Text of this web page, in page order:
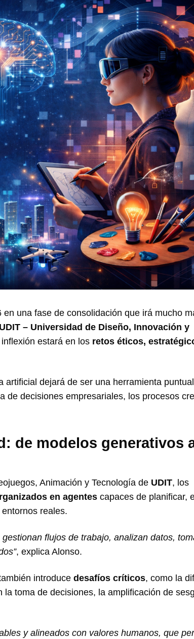
en una fase de consolidación que irá mucho
UDIT – Universidad de Diseño, Innovación y
estará en los retos éticos,
dejará de ser una herramienta
de decisiones empresariales, los procesos
de modelos generativos
Animación y Tecnología de UDIT, los
en agentes capaces de planificar,
reales.
flujos de trabajo, analizan datos,
, explica Alonso.
introduce desafíos críticos, como la
toma de decisiones, la amplificación de
y alineados con valores humanos, que